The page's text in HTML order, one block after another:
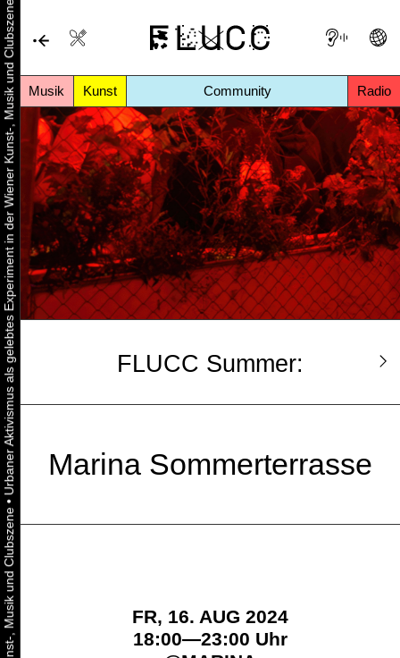
Musik Kunst Community Radio
•
Urbaner Aktivismus als gelebtes Experiment in der Wiener Kunst-, Musik und Clubszene FLUCC Summer:
Marina Sommerterrasse
FR, 16. AUG 2024
18:00—23:00 Uhr